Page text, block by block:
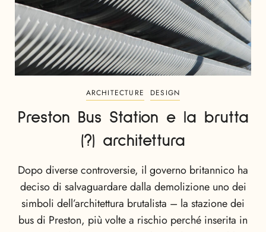
ARCHITECTURE DESIGN
Preston Bus Station e la brutta
(?) architettura
Dopo diverse controversie, il governo britannico ha
deciso di salvaguardare dalla demolizione uno dei
simboli dell’architettura brutalista – la stazione dei
bus di Preston, più volte a rischio perché inserita in